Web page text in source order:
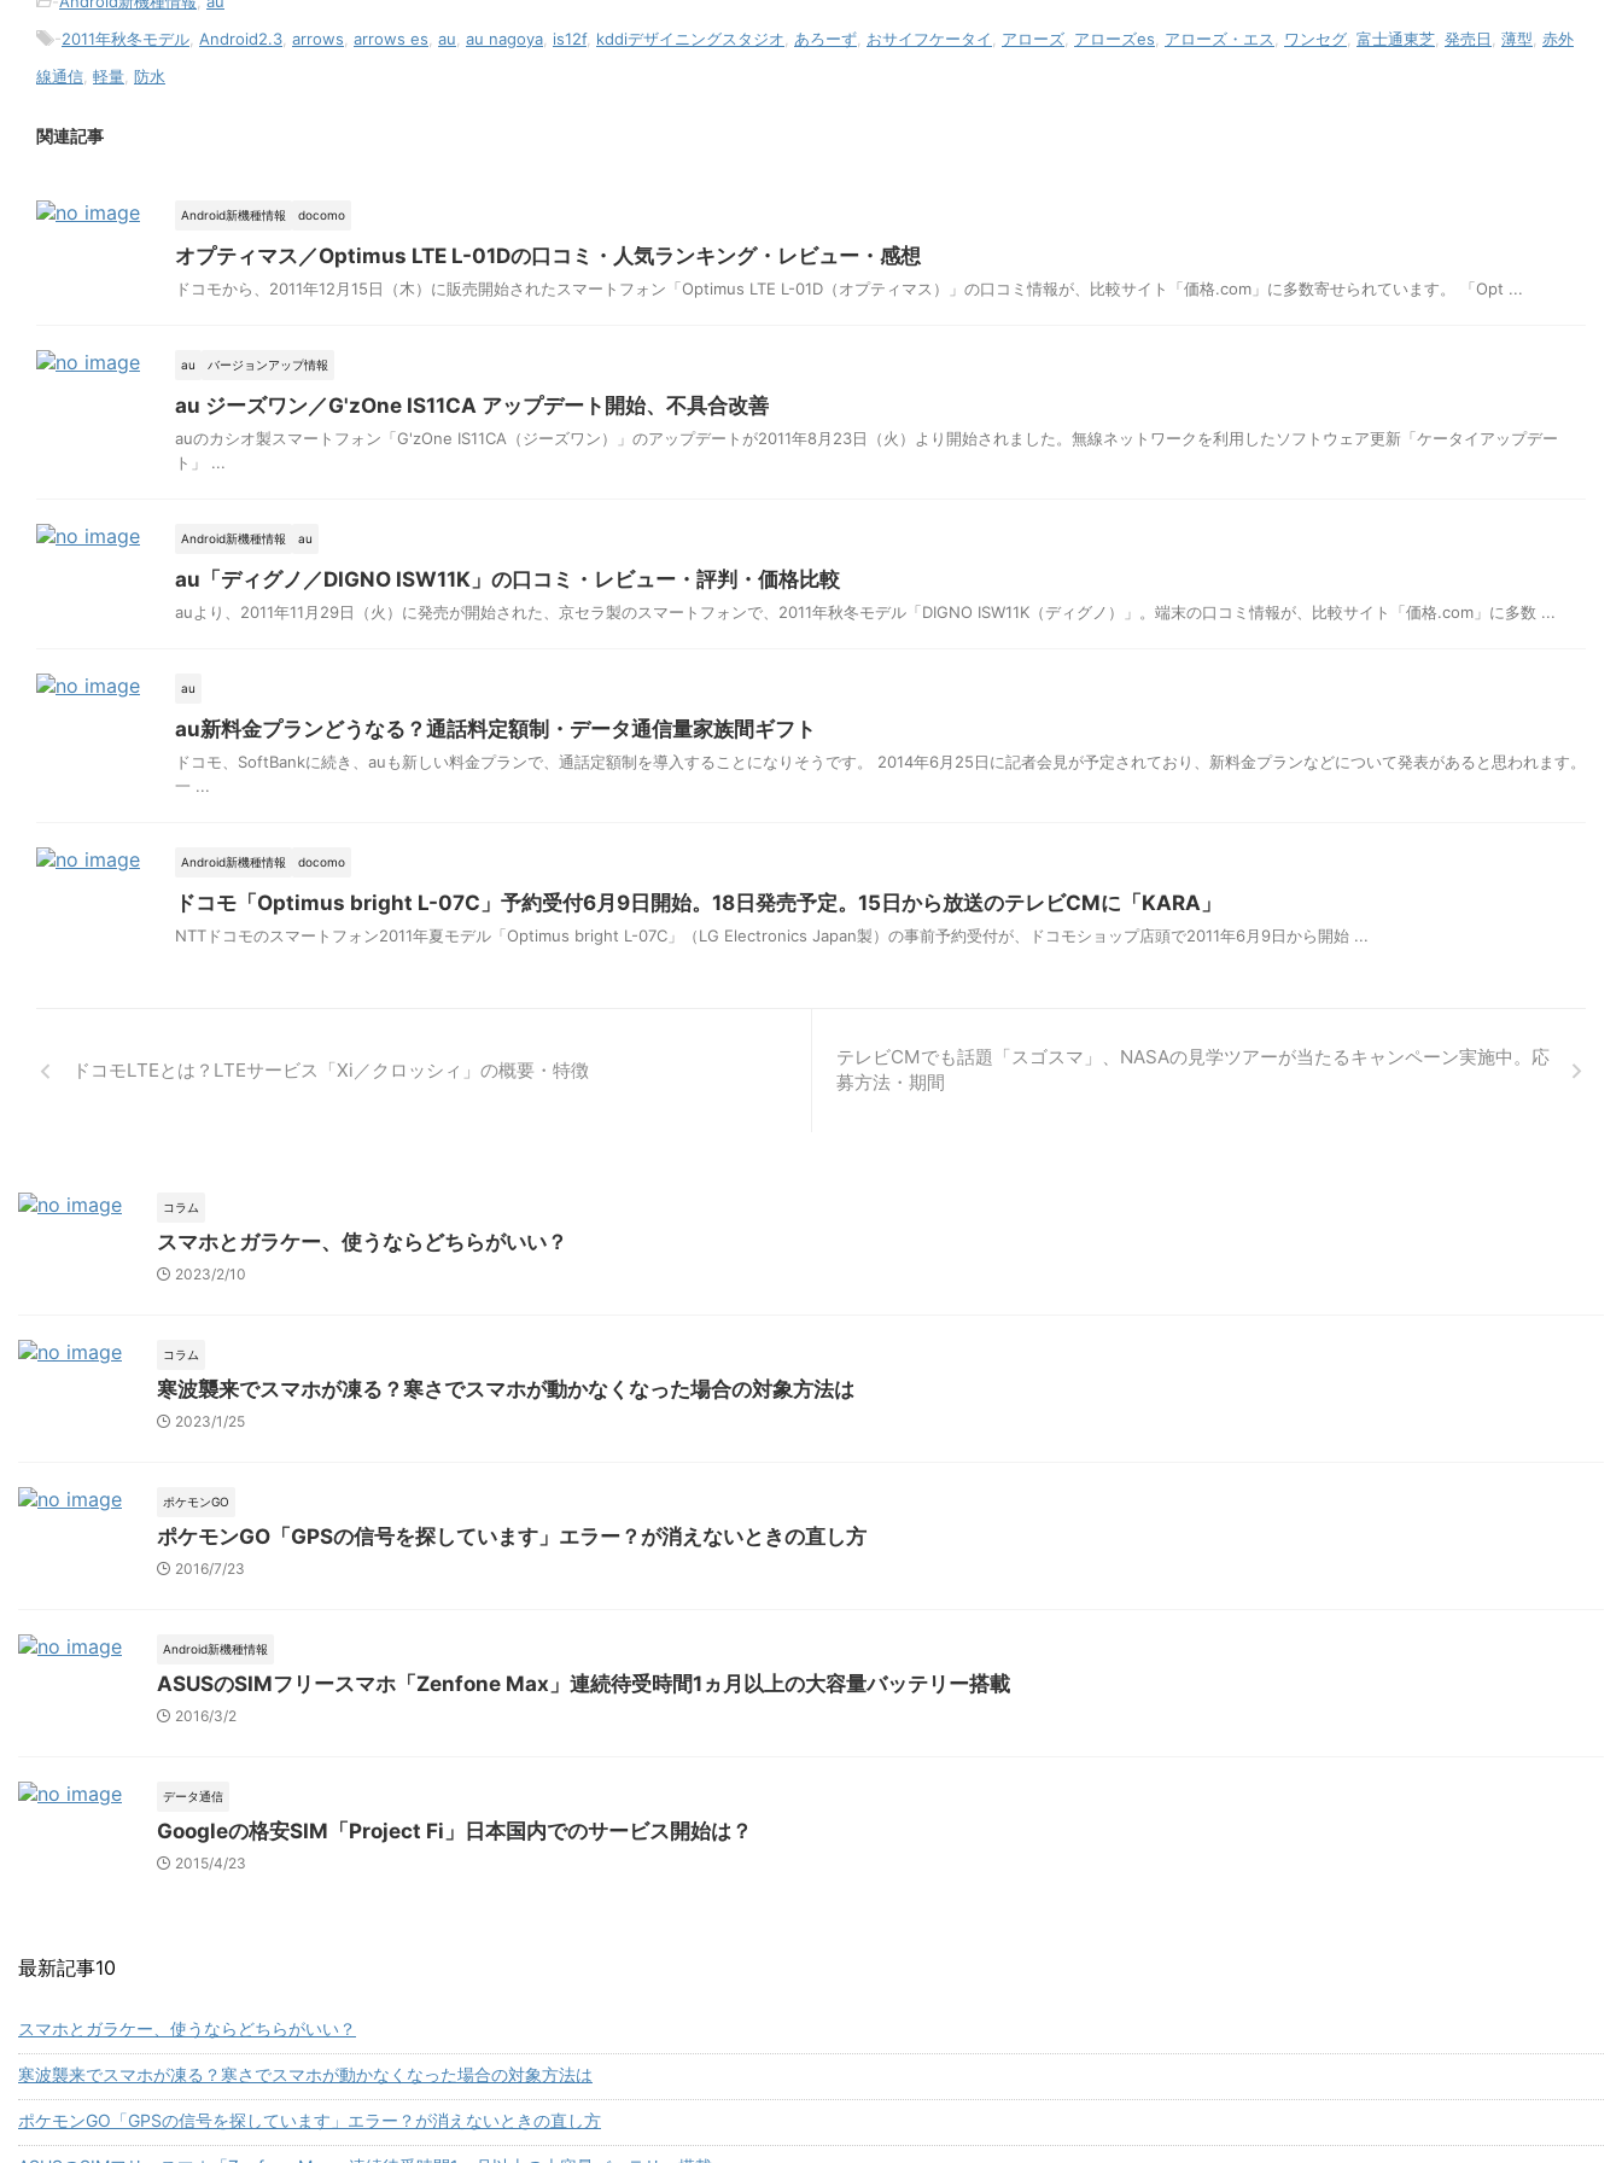
-2011年秋冬モデル Android2.3 arrows arrows es au au nagoya is12f, kddiデザイニングスタジオ あろーず おサイフケータイ アローズ アローズes アローズ・エス ワンセグ 富士通東芝 発売日 薄型 赤外
線通信 軽量 防水
関連記事
Android新機種情報 docomo
オプティマス／Optimus LTE L-01Dの口コミ・人気ランキング・レビュー・感想
ドコモから、2011年12月15日（木）に販売開始されたスマートフォン「Optimus LTE L-01D（オプティマス）」の口コミ情報が、比較サイト「価格.com」に多数寄せられています。 「Opt ...
au バージョンアップ情報
au ジーズワン／G'zOne IS11CA アップデート開始、不具合改善
auのカシオ製スマートフォン「G'zOne IS11CA（ジーズワン）」のアップデートが2011年8月23日（火）より開始されました。無線ネットワークを利用したソフトウェア更新「ケータイアップデー
ト」 ...
Android新機種情報 au
au「ディグノ／DIGNO ISW11K」の口コミ・レビュー・評判・価格比較
auより、2011年11月29日（火）に発売が開始された、京セラ製のスマートフォンで、2011年秋冬モデル「DIGNO ISW11K（ディグノ）」。端末の口コミ情報が、比較サイト「価格.com」に多数 ...
au
au新料金プランどうなる？通話料定額制・データ通信量家族間ギフト
ドコモ、SoftBankに続き、auも新しい料金プランで、通話定額制を導入することになりそうです。 2014年6月25日に記者会見が予定されており、新料金プランなどについて発表があると思われます。
一 ...
Android新機種情報 docomo
ドコモ「Optimus bright L-07C」予約受付6月9日開始。18日発売予定。15日から放送のテレビCMに「KARA」
NTTドコモのスマートフォン2011年夏モデル「Optimus bright L-07C」（LG Electronics Japan製）の事前予約受付が、ドコモショップ店頭で2011年6月9日から開始 ...
ドコモLTEとは？LTEサービス「Xi／クロッシィ」の概要・特徴
テレビCMでも話題「スゴスマ」、NASAの見学ツアーが当たるキャンペーン実施中。応
募方法・期間
コラム
スマホとガラケー、使うならどちらがいい？
2023/2/10
コラム
寒波襲来でスマホが凍る？寒さでスマホが動かなくなった場合の対象方法は
2023/1/25
ポケモンGO
ポケモンGO「GPSの信号を探しています」エラー？が消えないときの直し方
2016/7/23
Android新機種情報
ASUSのSIMフリースマホ「Zenfone Max」連続待受時間1ヵ月以上の大容量バッテリー搭載
2016/3/2
データ通信
Googleの格安SIM「Project Fi」日本国内でのサービス開始は？
2015/4/23
最新記事10
スマホとガラケー、使うならどちらがいい？
寒波襲来でスマホが凍る？寒さでスマホが動かなくなった場合の対象方法は
ポケモンGO「GPSの信号を探しています」エラー？が消えないときの直し方